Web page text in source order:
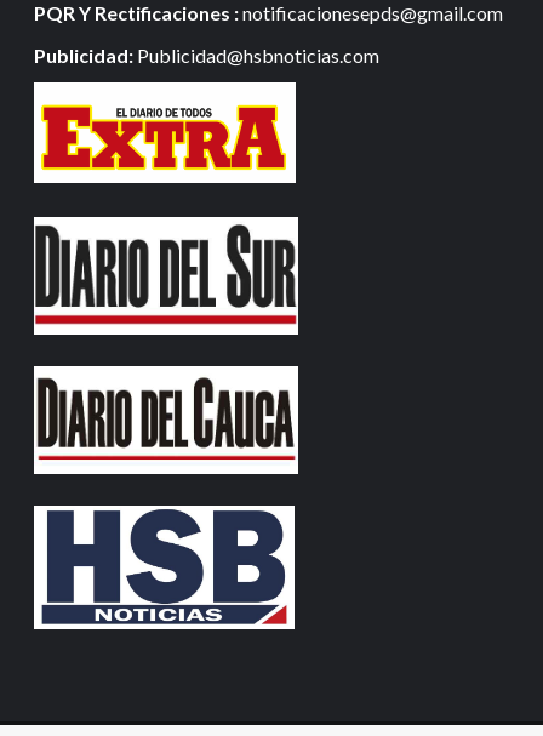
PQR Y Rectificaciones :notificacionesepds@gmail.com
Publicidad: Publicidad@hsbnoticias.com